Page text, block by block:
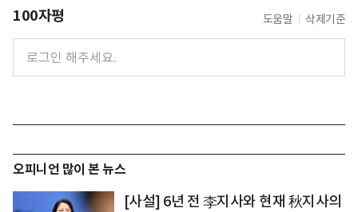
100자평 도움말 삭제기준
오피니언 많이 본 뉴스
[사설] 6년 전 李지사와 현재 秋지사의